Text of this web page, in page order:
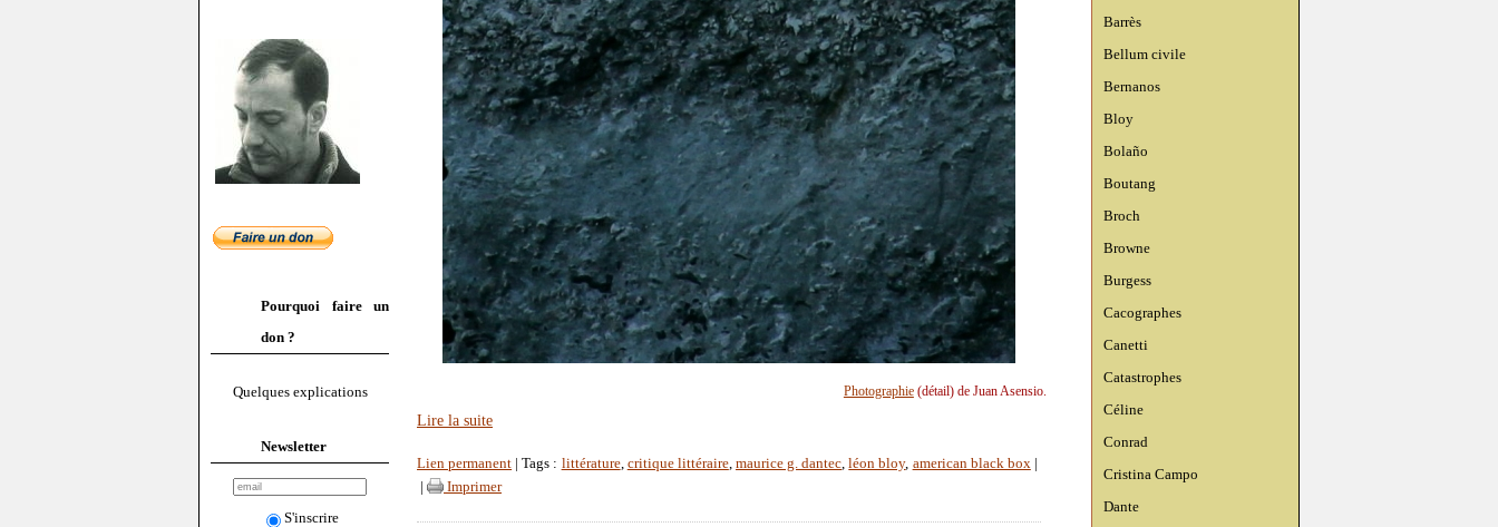
Pourquoi faire un
don ?
Quelques explications
Newsletter
S'inscrire
Barrès
Bellum civile
Bernanos
Bloy
Bolaño
Boutang
Broch
Browne
Burgess
Cacographes
Canetti
Catastrophes
Céline
Conrad
Cristina Campo
Dante
Photographie(détail) de Juan Asensio.
Lire la suite
Lien permanent | Tags : littérature, critique littéraire, maurice g. dantec,léon bloy, american black box|
Imprimer